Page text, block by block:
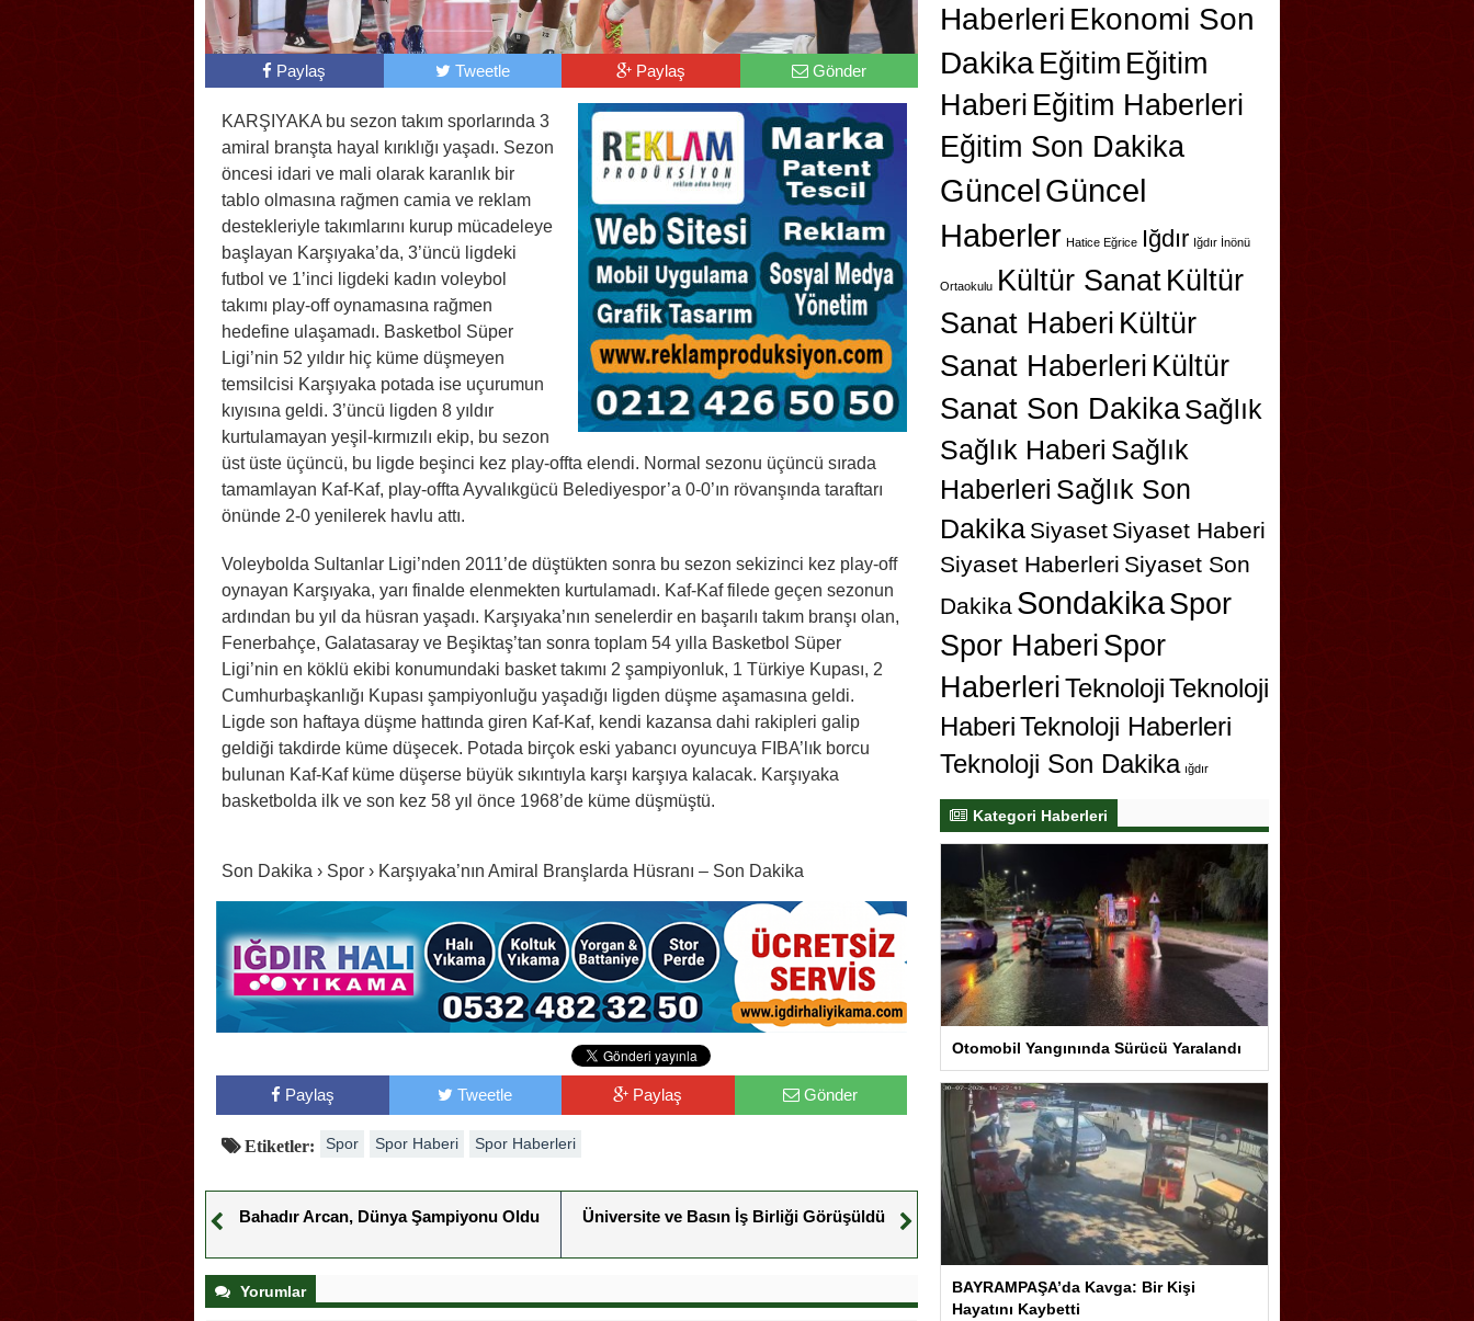
Paylaş Tweetle Paylaş Gönder
KARŞIYAKA bu sezon takım sporlarında 3
amiral branşta hayal kırıklığı yaşadı. Sezon
öncesi idari ve mali olarak karanlık bir
tablo olmasına rağmen camia ve reklam
destekleriyle takımlarını kurup mücadeleye
başlayan Karşıyaka’da, 3’üncü ligdeki
futbol ve 1’inci ligdeki kadın voleybol
takımı play-off oynamasına rağmen
hedefine ulaşamadı. Basketbol Süper
Ligi’nin 52 yıldır hiç küme düşmeyen
temsilcisi Karşıyaka potada ise uçurumun
kıyısına geldi. 3’üncü ligden 8 yıldır
kurtulamayan yeşil-kırmızılı ekip, bu sezon
üst üste üçüncü, bu ligde beşinci kez play-offta elendi. Normal sezonu üçüncü sırada
tamamlayan Kaf-Kaf, play-offta Ayvalıkgücü Belediyespor’a 0-0’ın rövanşında taraftarı
önünde 2-0 yenilerek havlu attı.
Voleybolda Sultanlar Ligi’nden 2011’de düştükten sonra bu sezon sekizinci kez play-off
oynayan Karşıyaka, yarı finalde elenmekten kurtulamadı. Kaf-Kaf filede geçen sezonun
ardından bu yıl da hüsran yaşadı. Karşıyaka’nın senelerdir en başarılı takım branşı olan,
Fenerbahçe, Galatasaray ve Beşiktaş’tan sonra toplam 54 yılla Basketbol Süper
Ligi’nin en köklü ekibi konumundaki basket takımı 2 şampiyonluk, 1 Türkiye Kupası, 2
Cumhurbaşkanlığı Kupası şampiyonluğu yaşadığı ligden düşme aşamasına geldi.
Ligde son haftaya düşme hattında giren Kaf-Kaf, kendi kazansa dahi rakipleri galip
geldiği takdirde küme düşecek. Potada birçok eski yabancı oyuncuya FIBA’lık borcu
bulunan Kaf-Kaf küme düşerse büyük sıkıntıyla karşı karşıya kalacak. Karşıyaka
basketbolda ilk ve son kez 58 yıl önce 1968’de küme düşmüştü.
Son Dakika › Spor › Karşıyaka’nın Amiral Branşlarda Hüsranı – Son Dakika
Paylaş Tweetle Paylaş Gönder
Etiketler: Spor Spor Haberi Spor Haberleri
Bahadır Arcan, Dünya Şampiyonu Oldu Üniversite ve Basın İş Birliği Görüşüldü
Yorumlar
Haberleri Ekonomi Son
Dakika Eğitim Eğitim
Haberi Eğitim Haberleri
Eğitim Son Dakika
GüncelGüncel
Haberler Hatice Eğrice Iğdır Iğdır İnönü
Ortaokulu Kültür SanatKültür
Sanat Haberi Kültür
Sanat Haberleri Kültür
Sanat Son DakikaSağlık
Sağlık Haberi Sağlık
Haberleri Sağlık Son
Dakika Siyaset Siyaset Haberi
Siyaset Haberleri Siyaset Son
Dakika SondakikaSpor
Spor Haberi Spor
HaberleriTeknolojiTeknoloji
HaberiTeknoloji Haberleri
Teknoloji Son Dakika ığdır
Kategori Haberleri
Otomobil Yangınında Sürücü Yaralandı
BAYRAMPAŞA’da Kavga: Bir Kişi
Hayatını Kaybetti